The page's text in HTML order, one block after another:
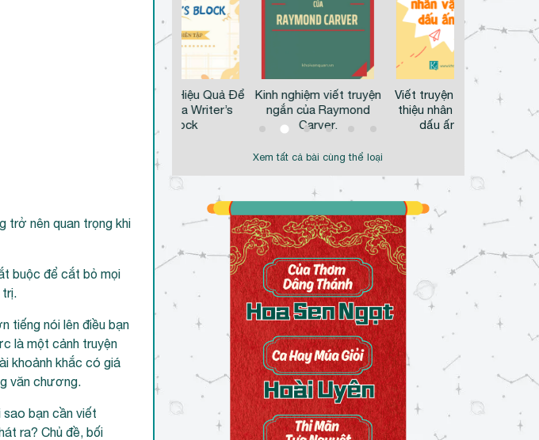
trở nên quan trọng khi
buộc để cắt bỏ mọi
trị.
tiếng nói lên điều bạn
là một cảnh truyện
khoảnh khắc có giá
văn chương.
bạn cần viết
ra? Chủ đề, bối
Các Cách Hiệu Quả Để
Vượt Qua Writer’s
Block
Kinh nghiệm viết truyện
ngắn của Raymond
Carver.
Viết truyện: Cách giới
thiệu nhân vật mang
dấu ấn riêng
Xem tất cả bài cùng thể loại